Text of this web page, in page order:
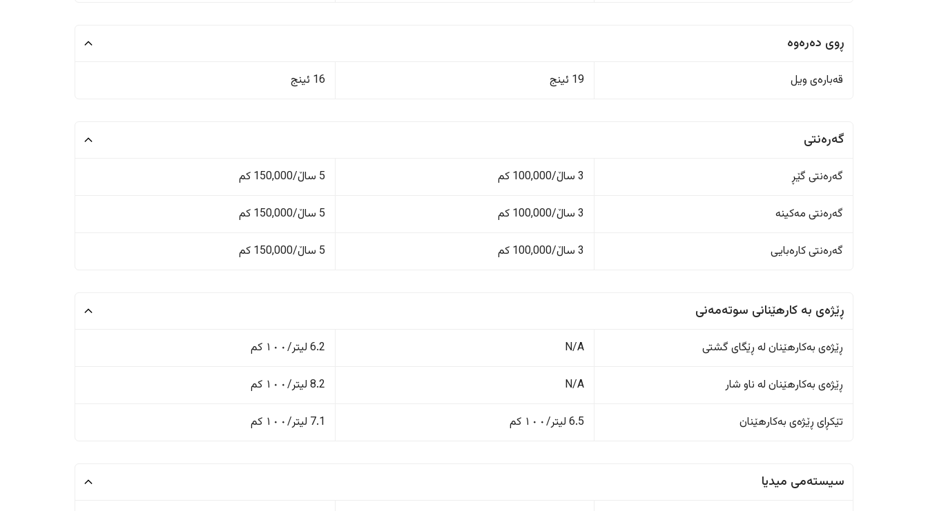
ڕوی دەرەوە
قەبارەی ویل 19 ئینج 16 ئینج
گەرەنتی
گەرەنتی گێڕ 3 ساڵ/100,000 کم 5 ساڵ/150,000 کم
گەرەنتی مەکینە 3 ساڵ/100,000 کم 5 ساڵ/150,000 کم
گەرەنتی کارەبایی 3 ساڵ/100,000 کم 5 ساڵ/150,000 کم
ڕێژەى به کارهێنانی سوتەمەنی
ڕێژەى بەکارهێنان له ڕێگای گشتی N/A 6.2 لیتر/١٠٠ کم
ڕێژەى بەکارهێنان له ناو شار N/A 8.2 لیتر/١٠٠ کم
تێکڕای ڕێژەى بەکارهێنان 6.5 لیتر/١٠٠ کم 7.1 لیتر/١٠٠ کم
سیستەمی میدیا